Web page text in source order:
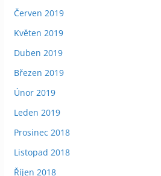
Červen 2019
Květen 2019
Duben 2019
Březen 2019
Únor 2019
Leden 2019
Prosinec 2018
Listopad 2018
Říjen 2018